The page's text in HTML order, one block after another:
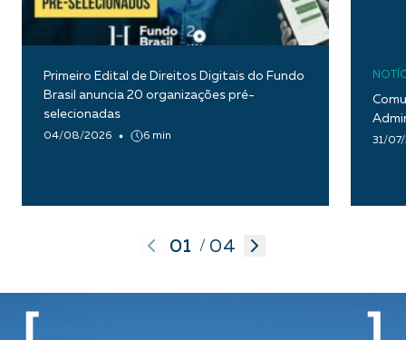
Primeiro Edital de Direitos Digitais do Fundo
Brasil anuncia 20 organizações pré-
selecionadas
04/08/2026 6 min 31/
01 / 04